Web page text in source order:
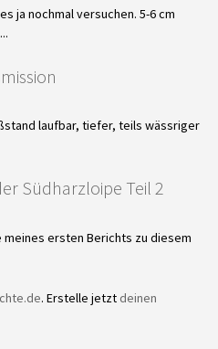
ja nochmal versuchen. 5-6 cm
laufbar, tiefer, teils wässriger
Südharzloipe Teil 2
meines ersten Berichts zu diesem
. Erstelle jetzt deinen